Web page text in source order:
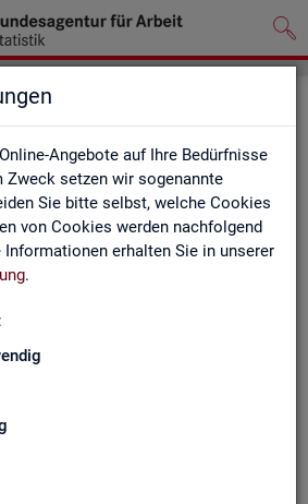
Angebote auf Ihre Bedürfnisse
Zweck setzen wir sogenannte
Sie bitte selbst, welche Cookies
von Cookies werden nachfolgend
Informationen erhalten Sie in unserer
.
emp­feh­len
Pflicht­fel­der und müs­sen aus­ge­füllt